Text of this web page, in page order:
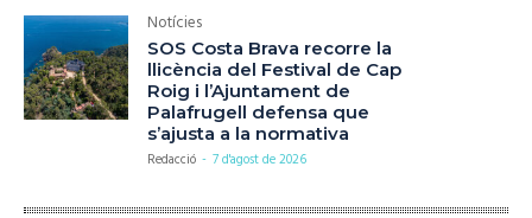
Notícies
SOS Costa Brava recorre la
llicència del Festival de Cap
Roig i l’Ajuntament de
Palafrugell defensa que
s’ajusta a la normativa
Redacció - 7 d'agost de 2026